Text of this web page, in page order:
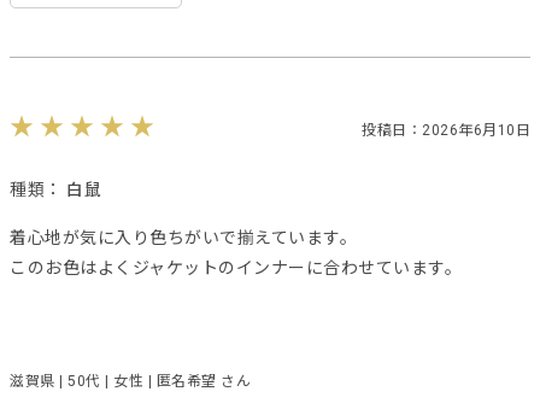
投稿日：2026年6月10日
種類： 白鼠
着心地が気に入り色ちがいで揃えています。
このお色はよくジャケットのインナーに合わせています。
滋賀県 | 50代 | 女性 | 匿名希望 さん